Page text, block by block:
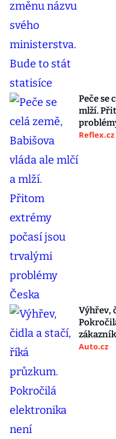
Peče se
mlží.
Reflex.cz
Výhřev,
Auto.cz